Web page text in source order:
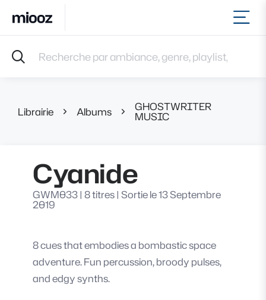
Accueil
Musiques
Playlists
Connexion
Librairie Albums GHOSTWRITER
MUSIC
Cyanide
GWM033| 8 titres| Sortie le 13 Septembre
2019
8 cues that embodies a bombastic space
adventure. Fun percussion, broody pulses,
and edgy synths.